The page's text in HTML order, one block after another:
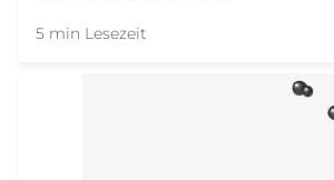
5 min Lesezeit